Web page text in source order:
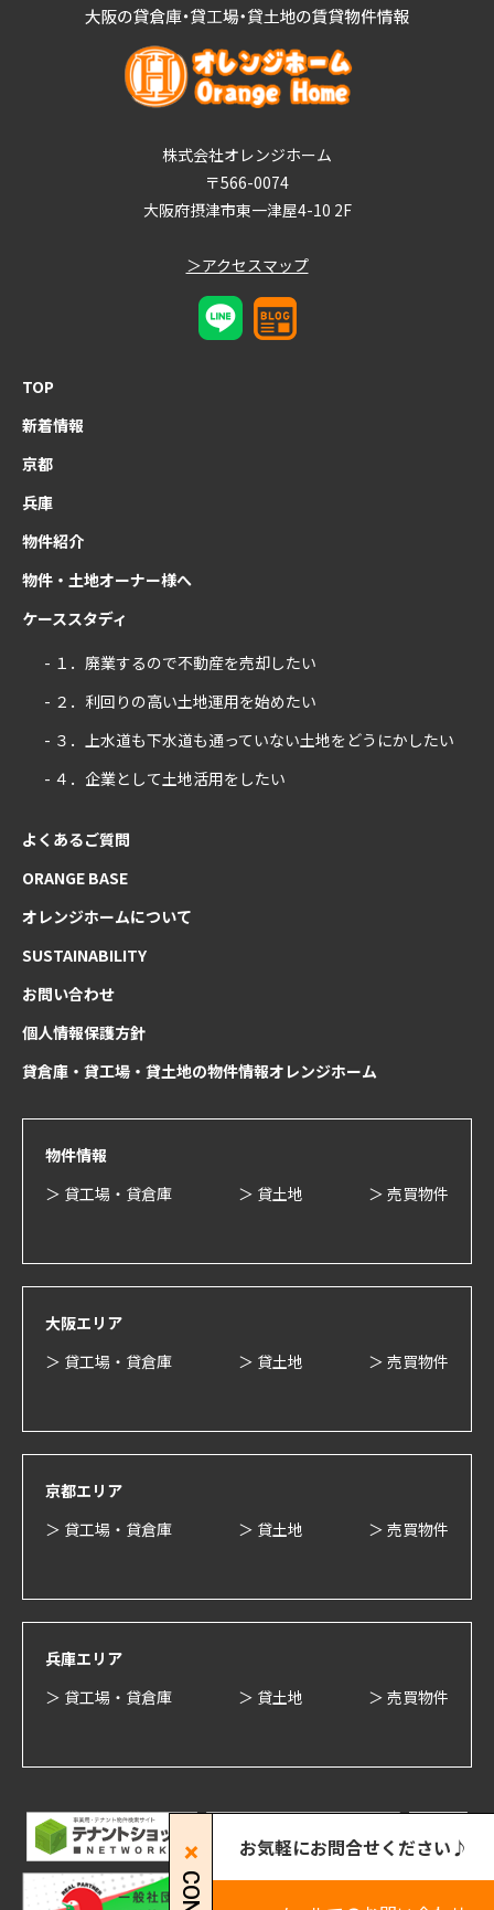
お気軽にお問合せください♪
株式会社オレンジホーム
〒566-0074
大阪府摂津市東一津屋4-10 2F
＞アクセスマップ
TOP
新着情報
京都
兵庫
物件紹介
物件・土地オーナー様へ
ケーススタディ
- １．廃業するので不動産を売却したい
- ２．利回りの高い土地運用を始めたい
- ３．上水道も下水道も通っていない土地をどうにかしたい
- ４．企業として土地活用をしたい
よくあるご質問
ORANGE BASE
オレンジホームについて
SUSTAINABILITY
お問い合わせ
個人情報保護方針
貸倉庫・貸工場・貸土地の物件情報オレンジホーム
物件情報
＞ 貸工場・貸倉庫
＞ 貸土地 ＞ 売買物件
大阪エリア
＞ 貸工場・貸倉庫
＞ 貸土地 ＞ 売買物件
京都エリア
＞ 貸工場・貸倉庫
＞ 貸土地 ＞ 売買物件
兵庫エリア
＞ 貸工場・貸倉庫
＞ 貸土地 ＞ 売買物件